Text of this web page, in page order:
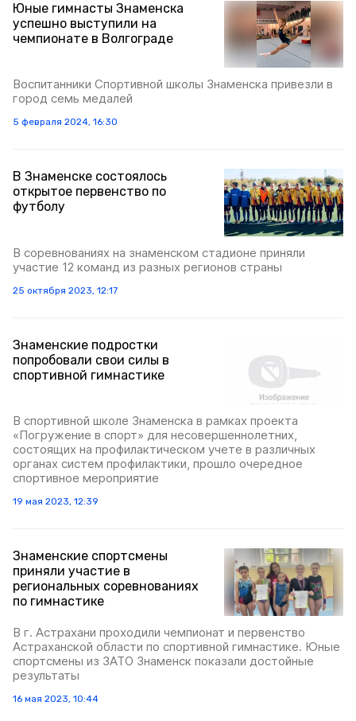
Юные гимнасты Знаменска
успешно выступили на
чемпионате в Волгограде
Воспитанники Спортивной школы Знаменска привезли в
город семь медалей
5 февраля 2024, 16:30
В Знаменске состоялось
открытое первенство по
футболу
В соревнованиях на знаменском стадионе приняли
участие 12 команд из разных регионов страны
25 октября 2023, 12:17
Знаменские подростки
попробовали свои силы в
спортивной гимнастике
В спортивной школе Знаменска в рамках проекта
«Погружение в спорт» для несовершеннолетних,
состоящих на профилактическом учете в различных
органах систем профилактики, прошло очередное
спортивное мероприятие
19 мая 2023, 12:39
Знаменские спортсмены
приняли участие в
региональных соревнованиях
по гимнастике
В г. Астрахани проходили чемпионат и первенство
Астраханской области по спортивной гимнастике. Юные
спортсмены из ЗАТО Знаменск показали достойные
результаты
16 мая 2023, 10:44